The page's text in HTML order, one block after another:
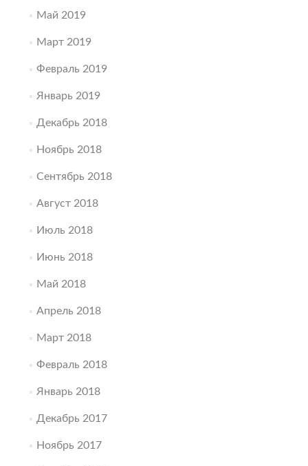
Май 2019
Март 2019
Февраль 2019
Январь 2019
Декабрь 2018
Ноябрь 2018
Сентябрь 2018
Август 2018
Июль 2018
Июнь 2018
Май 2018
Апрель 2018
Март 2018
Февраль 2018
Январь 2018
Декабрь 2017
Ноябрь 2017